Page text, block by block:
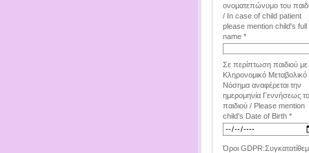
ονοματεπώνυμο του
/ In case of child patient
please mention child's full
name *
Σε περίπτωση παιδιού με
Κληρονομικό Μεταβολικό
Νόσημα αναφέρεται την
ημερομηνία Γεννήσεως
παιδιού / Please mention
child's Date of Birth *
Όροι